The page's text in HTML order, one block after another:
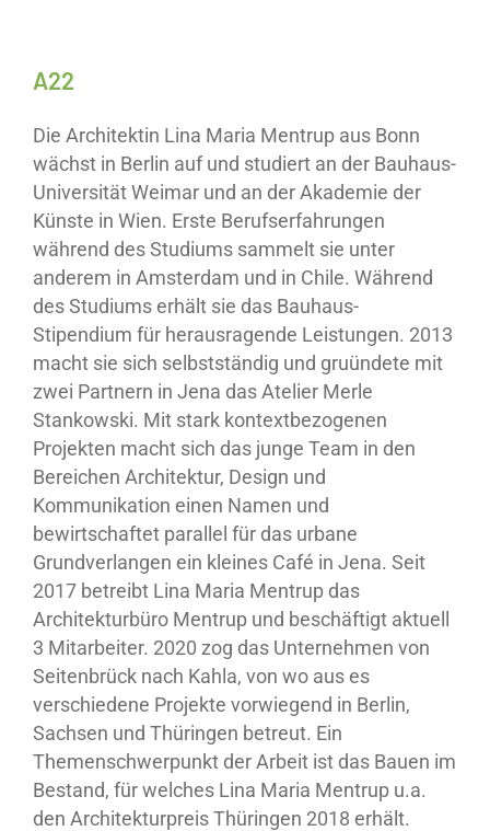
A22
Die Architektin Lina Maria Mentrup aus Bonn
wächst in Berlin auf und studiert an der Bauhaus-
Universität Weimar und an der Akademie der
Künste in Wien. Erste Berufserfahrungen
während des Studiums sammelt sie unter
anderem in Amsterdam und in Chile. Während
des Studiums erhält sie das Bauhaus-
Stipendium für herausragende Leistungen. 2013
macht sie sich selbstständig und gruündete mit
zwei Partnern in Jena das Atelier Merle
Stankowski. Mit stark kontextbezogenen
Projekten macht sich das junge Team in den
Bereichen Architektur, Design und
Kommunikation einen Namen und
bewirtschaftet parallel für das urbane
Grundverlangen ein kleines Café in Jena. Seit
2017 betreibt Lina Maria Mentrup das
Architekturbüro Mentrup und beschäftigt aktuell
3 Mitarbeiter. 2020 zog das Unternehmen von
Seitenbrück nach Kahla, von wo aus es
verschiedene Projekte vorwiegend in Berlin,
Sachsen und Thüringen betreut. Ein
Themenschwerpunkt der Arbeit ist das Bauen im
Bestand, für welches Lina Maria Mentrup u.a.
den Architekturpreis Thüringen 2018 erhält.